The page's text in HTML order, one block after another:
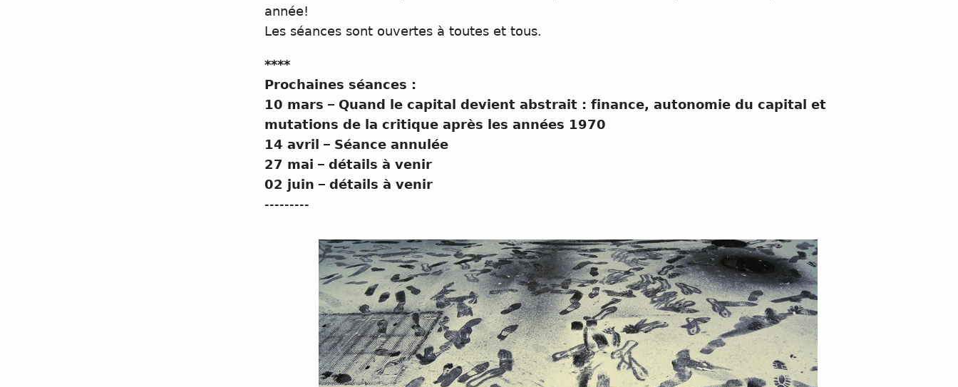
année!
Les séances sont ouvertes à toutes et tous.
****
Prochaines séances :
10 mars – Quand le capital devient abstrait : finance, autonomie du capital et
mutations de la critique après les années 1970
14 avril – Séance annulée
27 mai – détails à venir
02 juin – détails à venir
---------